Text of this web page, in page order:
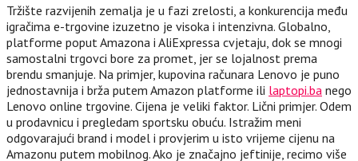
Tržište razvijenih zemalja je u fazi zrelosti, a konkurencija među
igračima e-trgovine izuzetno je visoka i intenzivna. Globalno,
platforme poput Amazona i AliExpressa cvjetaju, dok se mnogi
samostalni trgovci bore za promet, jer se lojalnost prema
brendu smanjuje. Na primjer, kupovina računara Lenovo je puno
jednostavnija i brža putem Amazon platforme ili laptopi.ba nego
Lenovo online trgovine. Cijena je veliki faktor. Lični primjer. Odem
u prodavnicu i pregledam sportsku obuću. Istražim meni
odgovarajući brand i model i provjerim u isto vrijeme cijenu na
Amazonu putem mobilnog. Ako je značajno jeftinije, recimo više